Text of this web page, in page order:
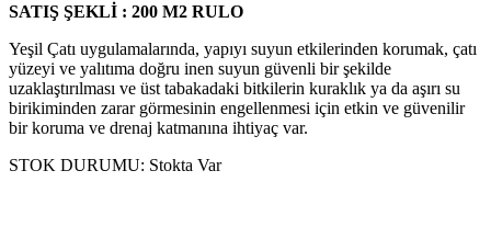
SATIŞ ŞEKLİ : 200 M2 RULO
Yeşil Çatı uygulamalarında, yapıyı suyun etkilerinden korumak, çatı
yüzeyi ve yalıtıma doğru inen suyun güvenli bir şekilde
uzaklaştırılması ve üst tabakadaki bitkilerin kuraklık ya da aşırı su
birikiminden zarar görmesinin engellenmesi için etkin ve güvenilir
bir koruma ve drenaj katmanına ihtiyaç var.
STOK DURUMU: Stokta Var